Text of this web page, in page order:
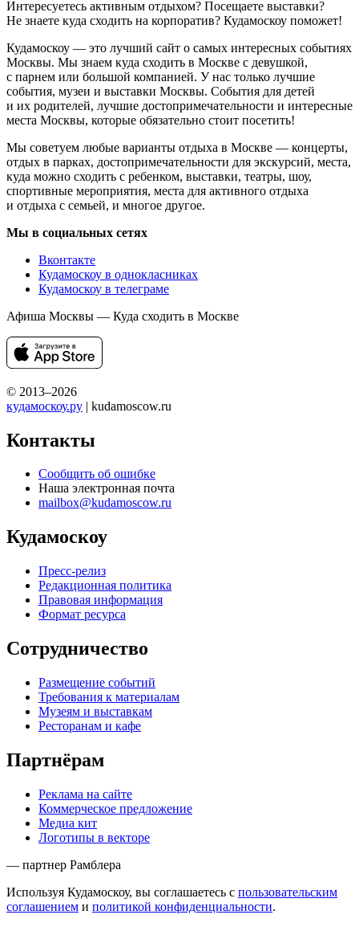
Интересуетесь активным отдыхом? Посещаете выставки?
Не знаете куда сходить на корпоратив? Кудамоскоу поможет!
Кудамоскоу — это лучший сайт о самых интересных событиях
Москвы. Мы знаем куда сходить в Москве с девушкой,
с парнем или большой компанией. У нас только лучшие
события, музеи и выставки Москвы. События для детей
и их родителей, лучшие достопримечательности и интересные
места Москвы, которые обязательно стоит посетить!
Мы советуем любые варианты отдыха в Москве — концерты,
отдых в парках, достопримечательности для экскурсий, места,
куда можно сходить с ребенком, выставки, театры, шоу,
спортивные мероприятия, места для активного отдыха
и отдыха с семьей, и многое другое.
Мы в социальных сетях
Вконтакте
Кудамоскоу в однокласниках
Кудамоскоу в телеграме
Афиша Москвы — Куда сходить в Москве
© 2013–2026
кудамоскоу.ру | kudamoscow.ru
Контакты
Сообщить об ошибке
Наша электронная почта
mailbox@kudamoscow.ru
Кудамоскоу
Пресс-релиз
Редакционная политика
Правовая информация
Формат ресурса
Сотрудничество
Размещение событий
Требования к материалам
Музеям и выставкам
Ресторанам и кафе
Партнёрам
Реклама на сайте
Коммерческое предложение
Медиа кит
Логотипы в векторе
— партнер Рамблера
Используя Кудамоскоу, вы соглашаетесь с пользовательским
соглашением и политикой конфиденциальности.